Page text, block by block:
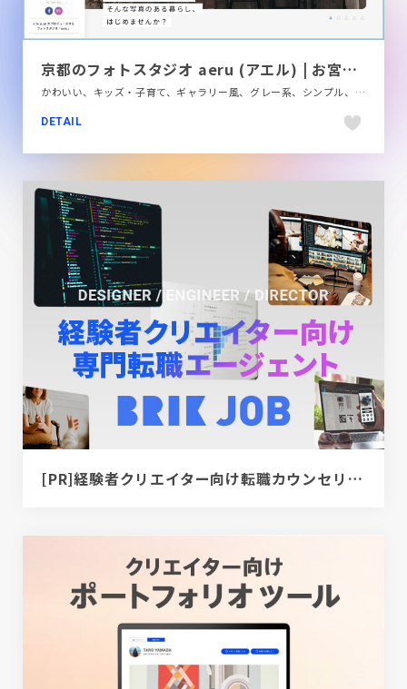
京都のフォトスタジオ aeru (アエル) | お宮参り、七五三、ニューボーン、マタニティなどの家族写真
かわいい、キッズ・子育て、ギャラリー風、グレー系、シンプル、スクロールエフェクト、デザイン・アート・音楽・文芸、ナチュラル、ホワイト系、大きめ写真、施設・店舗サイト、飲食店・グルメ・ウェディング
DETAIL
[PR]経験者クリエイター向け転職カウンセリング｜デザイナー / ディレクター / エンジニア